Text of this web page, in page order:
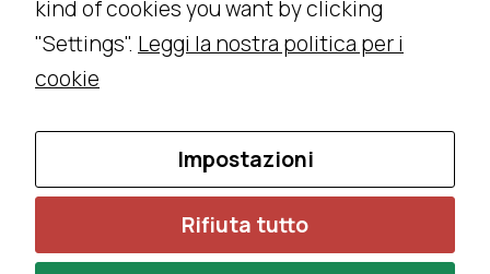
kind of cookies you want by clicking
"Settings". Leggi la nostra politica per i
cookie
Impostazioni
Rifiuta tutto